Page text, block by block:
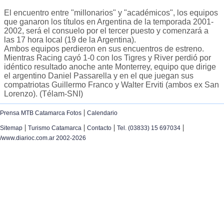
El encuentro entre "millonarios" y "académicos", los equipos
que ganaron los títulos en Argentina de la temporada 2001-
2002, será el consuelo por el tercer puesto y comenzará a
las 17 hora local (19 de la Argentina).
Ambos equipos perdieron en sus encuentros de estreno.
Mientras Racing cayó 1-0 con los Tigres y River perdió por
idéntico resultado anoche ante Monterrey, equipo que dirige
el argentino Daniel Passarella y en el que juegan sus
compatriotas Guillermo Franco y Walter Erviti (ambos ex San
Lorenzo). (Télam-SNI)
Prensa MTB Catamarca Fotos | Calendario
Sitemap | Turismo Catamarca | Contacto | Tel. (03833) 15 697034 |
/www.diarioc.com.ar 2002-2026